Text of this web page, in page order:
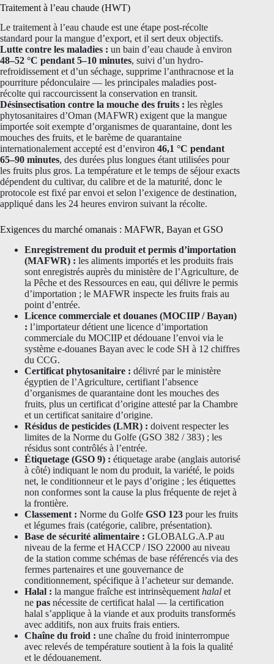
Traitement à l’eau chaude (HWT)
Le traitement à l’eau chaude est une étape post-récolte
standard pour la mangue d’export, et il sert deux objectifs.
Lutte contre les maladies : un bain d’eau chaude à environ
48–52 °C pendant 5–10 minutes, suivi d’un hydro-
refroidissement et d’un séchage, supprime l’anthracnose et la
pourriture pédonculaire — les principales maladies post-
récolte qui raccourcissent la conservation en transit.
Désinsectisation contre la mouche des fruits : les règles
phytosanitaires d’Oman (MAFWR) exigent que la mangue
importée soit exempte d’organismes de quarantaine, dont les
mouches des fruits, et le barème de quarantaine
internationalement accepté est d’environ 46,1 °C pendant
65–90 minutes, des durées plus longues étant utilisées pour
les fruits plus gros. La température et le temps de séjour exacts
dépendent du cultivar, du calibre et de la maturité, donc le
protocole est fixé par envoi et selon l’exigence de destination,
appliqué dans les 24 heures environ suivant la récolte.
Exigences du marché omanais : MAFWR, Bayan et GSO
Enregistrement du produit et permis d’importation
(MAFWR) : les aliments importés et les produits frais
sont enregistrés auprès du ministère de l’Agriculture, de
la Pêche et des Ressources en eau, qui délivre le permis
d’importation ; le MAFWR inspecte les fruits frais au
point d’entrée.
Licence commerciale et douanes (MOCIIP / Bayan)
: l’importateur détient une licence d’importation
commerciale du MOCIIP et dédouane l’envoi via le
système e-douanes Bayan avec le code SH à 12 chiffres
du CCG.
Certificat phytosanitaire : délivré par le ministère
égyptien de l’Agriculture, certifiant l’absence
d’organismes de quarantaine dont les mouches des
fruits, plus un certificat d’origine attesté par la Chambre
et un certificat sanitaire d’origine.
Résidus de pesticides (LMR) : doivent respecter les
limites de la Norme du Golfe (GSO 382 / 383) ; les
résidus sont contrôlés à l’entrée.
Étiquetage (GSO 9) : étiquetage arabe (anglais autorisé
à côté) indiquant le nom du produit, la variété, le poids
net, le conditionneur et le pays d’origine ; les étiquettes
non conformes sont la cause la plus fréquente de rejet à
la frontière.
Classement : Norme du Golfe GSO 123 pour les fruits
et légumes frais (catégorie, calibre, présentation).
Base de sécurité alimentaire : GLOBALG.A.P au
niveau de la ferme et HACCP / ISO 22000 au niveau
de la station comme schémas de base référencés via des
fermes partenaires et une gouvernance de
conditionnement, spécifique à l’acheteur sur demande.
Halal : la mangue fraîche est intrinsèquement halal et
ne pas nécessite de certificat halal — la certification
halal s’applique à la viande et aux produits transformés
avec additifs, non aux fruits frais entiers.
Chaîne du froid : une chaîne du froid ininterrompue
avec relevés de température soutient à la fois la qualité
et le dédouanement.